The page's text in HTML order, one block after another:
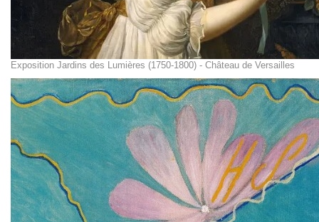
Exposition Jardins des Lumières (1750-1800) - Château de Versailles